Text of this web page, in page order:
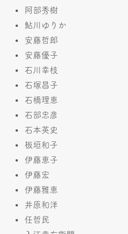
阿部秀樹
鮎川ゆりか
安藤哲郎
安藤優子
石川幸枝
石塚昌子
石橋理恵
石部忠彦
石本英史
板垣和子
伊藤恵子
伊藤宏
伊藤雅恵
井原和洋
任哲民